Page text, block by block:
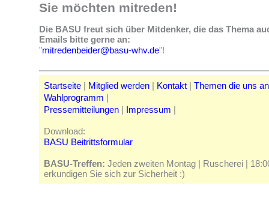
Sie möchten mitreden!
Die BASU freut sich über Mitdenker, die das Thema
Emails bitte gerne an:
"mitredenbeider@basu-whv.de"!
Startseite | Mitglied werden | Kontakt | Themen die uns
Wahlprogramm |
Pressemitteilungen | Impressum |
Download:
BASU Beitrittsformular
BASU-Treffen: Jeden zweiten Montag | Ruscherei |
erkundigen Sie sich zur Sicherheit :)